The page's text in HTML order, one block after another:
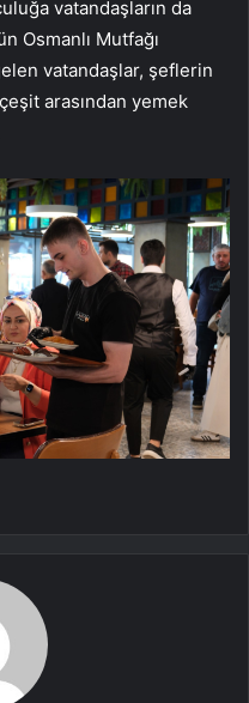
vatandaşların da
Osmanlı Mutfağı
vatandaşlar, şeflerin
arasından yemek